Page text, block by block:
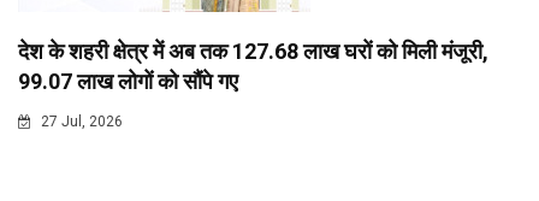
देश के शहरी क्षेत्र में अब तक 127.68 लाख घरों को मिली मंजूरी,
99.07 लाख लोगों को सौंपे गए
27 Jul, 2026